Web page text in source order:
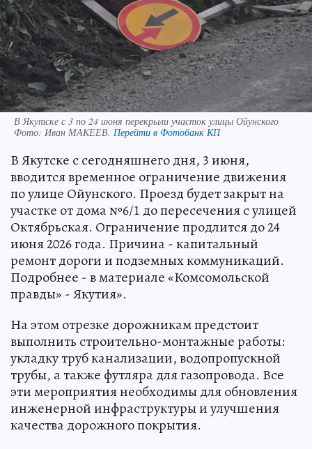
В Якутске с 3 по 24 июня перекрыли участок улицы Ойунского
Фото: Иван МАКЕЕВ. Перейти в Фотобанк КП
В Якутске с сегодняшнего дня, 3 июня,
вводится временное ограничение движения
по улице Ойунского. Проезд будет закрыт на
участке от дома №6/1 до пересечения с улицей
Октябрьская. Ограничение продлится до 24
июня 2026 года. Причина - капитальный
ремонт дороги и подземных коммуникаций.
Подробнее - в материале «Комсомольской
правды» - Якутия».
На этом отрезке дорожникам предстоит
выполнить строительно-монтажные работы:
укладку труб канализации, водопропускной
трубы, а также футляра для газопровода. Все
эти мероприятия необходимы для обновления
инженерной инфраструктуры и улучшения
качества дорожного покрытия.